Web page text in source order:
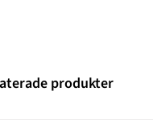
produkter